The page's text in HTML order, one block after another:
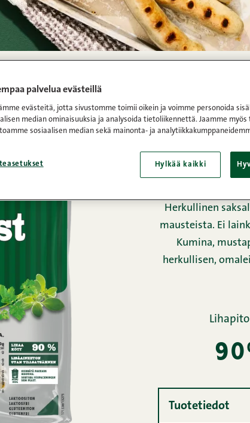
all
Herkullinen
mausteista. Ei
Kumina,
herkullisen,
Tuotetiedot
palvelua evästeillä
evästeitä, jotta sivustomme toimii oikein ja voimme personoida
median ominaisuuksia ja analysoida tietoliikennettä. Jaamme
sosiaalisen median sekä mainonta- ja
Hylkää kaikki